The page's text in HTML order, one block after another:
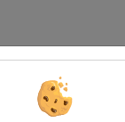
de
média sur